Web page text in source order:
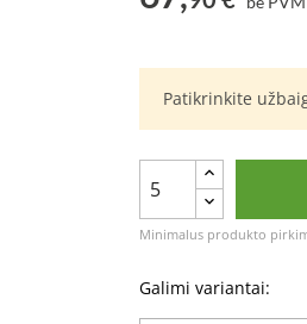
Patikrinkite
Minimalus produkto
Galimi variantai: